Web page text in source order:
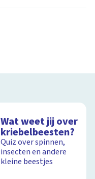
Wat weet jij over
kriebelbeesten?
Quiz over spinnen,
insecten en andere
kleine beestjes